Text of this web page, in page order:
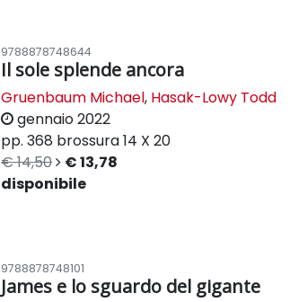
9788878748644
Il sole splende ancora
Gruenbaum Michael, Hasak-Lowy Todd
gennaio 2022
pp. 368 brossura14 X 20
€ 14,50
€ 13,78
disponibile
9788878748101
James e lo sguardo del gigante